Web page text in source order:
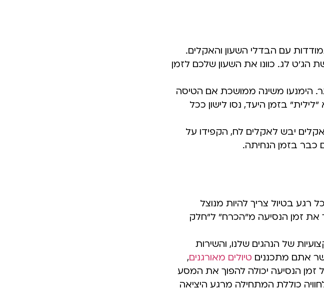
עם הבדלי השעון והאקלים.
לג. כוונו את השעון שלכם לזמן
הימנעו משינה ממושכת אם הטיסה
בזמן היעד, נסו לישון ככל
יבש לאקלים לח, הקפידו על
כבר בזמן הנחיתה.
רגע בטיול צריך להיות מנוצל
את זמן הנסיעה מ"הכרח" ל"חלק
של הנהגים שלנו, והשירות
אתם מתכננים טיולים מאורגנים,
זמן הנסיעה יכולה להפוך את המסע
כוללת המתחילה מרגע היציאה